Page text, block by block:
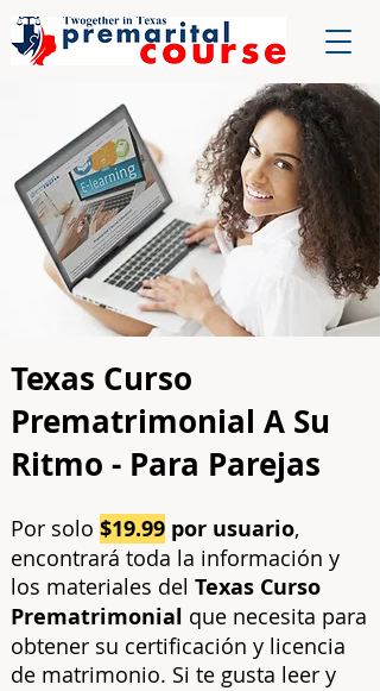
Texas Curso
Prematrimonial A Su
Ritmo - Para Parejas
Por solo $19.99 por usuario,
encontrará toda la información y
los materiales del Texas Curso
Prematrimonial que necesita para
obtener su certificación y licencia
de matrimonio. Si te gusta leer y